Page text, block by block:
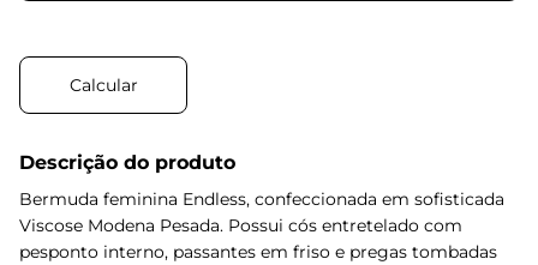
Descrição do produto
Bermuda feminina Endless, confeccionada em sofisticada
Viscose Modena Pesada. Possui cós entretelado com
pesponto interno, passantes em friso e pregas tombadas